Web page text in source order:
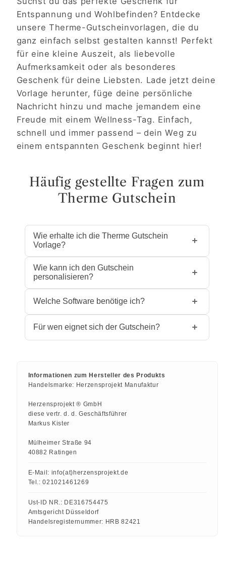
Entspannung und Wohlbefinden? Entdecke
unsere Therme-Gutscheinvorlagen, die du
ganz einfach selbst gestalten kannst! Perfekt
für eine kleine Auszeit, als liebevolle
Aufmerksamkeit oder als besonderes
Geschenk für deine Liebsten. Lade jetzt deine
Vorlage herunter, füge deine persönliche
Nachricht hinzu und mache jemandem eine
Freude mit einem Wellness-Tag. Einfach,
schnell und immer passend – dein Weg zu
einem entspannten Geschenk beginnt hier!
Häufig gestellte Fragen zum
Therme Gutschein
Wie erhalte ich die Therme Gutschein
Vorlage?
Nach dem Kauf steht dir die
Gutscheinvorlage sofort als PDF-Download
zur Verfügung. So kannst du direkt mit der
Personalisierung beginnen.
Wie kann ich den Gutschein
personalisieren?
Die PDF-Vorlage enthält interaktive
und persönliche Nachricht direkt am
Welche Software benötige ich?
Du benötigst lediglich einen PDF-Reader
nicht nötig.
Für wen eignet sich der Gutschein?
für Freunde, Familie, Partner:in oder als
kleine Aufmerksamkeit für zwischendurch.
Informationen zum Hersteller des Produkts
Handelsmarke: Herzensprojekt Manufaktur
Herzensprojekt ® GmbH
diese vertr. d. d. Geschäftsführer
Markus Kister
Mülheimer Straße 94
40882 Ratingen
E-Mail: info(at)herzensprojekt.de
Tel.: 021021461269
Ust-ID NR.: DE316754475
Amtsgericht Düsseldorf
Handelsregisternummer: HRB 82421